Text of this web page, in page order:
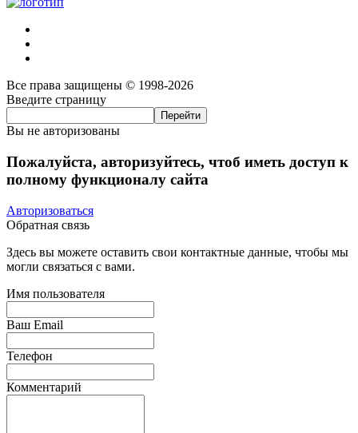
Все права защищены © 1998-2026
Введите страницу
Вы не авторизованы
Пожалуйста, авторизуйтесь, чтоб иметь доступ к
полному функционалу сайта
Авторизоваться
Обратная связь
Здесь вы можете оставить свои контактные данные, чтобы мы
могли связаться с вами.
Имя пользователя
Ваш Email
Телефон
Комментарий